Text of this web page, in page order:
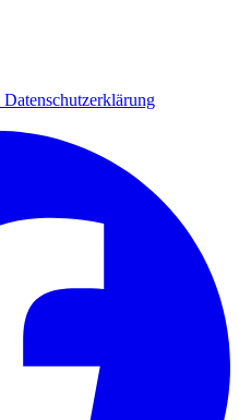
Datenschutzerklärung